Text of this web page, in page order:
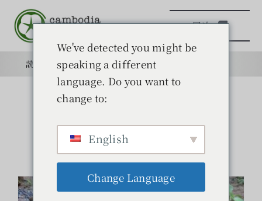
キ
目次
読みもの
学ぶ
読みもの 目的
やっと本格的な雨季に
We've detected you might be
speaking a different
language. Do you want to
change to:
English
Change Language